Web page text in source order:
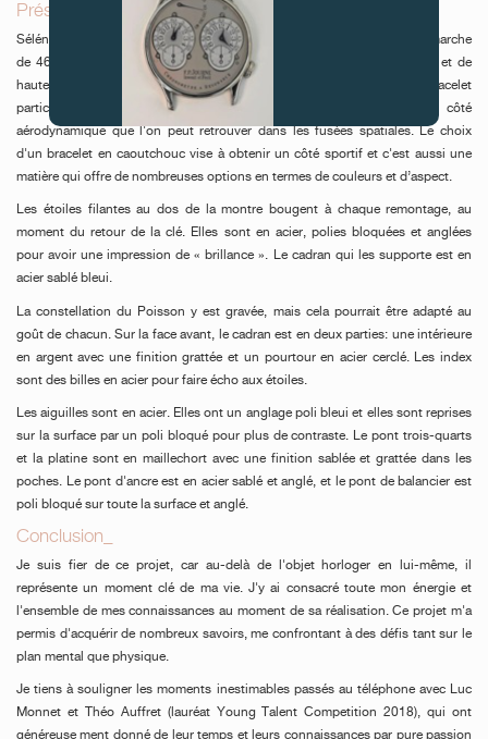
Présentation et description de la montre_
Séléné est une montre deux aiguilles mécanique avec une réserve de marche
de 46 heures. Sa boîte en acier inoxydable 316L de diamètre 43 mm et de
hauteur 13 mm (avec la glace) pour 110 g. Elle a une intégration de bracelet
particulière, sans cornes, lui donnant un aspect élancé et un côté
aérodynamique que l'on peut retrouver dans les fusées spatiales. Le choix
d'un bracelet en caoutchouc vise à obtenir un côté sportif et c'est aussi une
matière qui offre de nombreuses options en termes de couleurs et d’aspect.
Les étoiles filantes au dos de la montre bougent à chaque remontage, au
moment du retour de la clé. Elles sont en acier, polies bloquées et anglées
pour avoir une impression de « brillance ». Le cadran qui les supporte est en
acier sablé bleui.
La constellation du Poisson y est gravée, mais cela pourrait être adapté au
goût de chacun. Sur la face avant, le cadran est en deux parties: une intérieure
en argent avec une finition grattée et un pourtour en acier cerclé. Les index
sont des billes en acier pour faire écho aux étoiles.
Les aiguilles sont en acier. Elles ont un anglage poli bleui et elles sont reprises
sur la surface par un poli bloqué pour plus de contraste. Le pont trois-quarts
et la platine sont en maillechort avec une finition sablée et grattée dans les
poches. Le pont d'ancre est en acier sablé et anglé, et le pont de balancier est
poli bloqué sur toute la surface et anglé.
Conclusion_
Je suis fier de ce projet, car au-delà de l'objet horloger en lui-même, il
représente un moment clé de ma vie. J'y ai consacré toute mon énergie et
l'ensemble de mes connaissances au moment de sa réalisation. Ce projet m'a
permis d'acquérir de nombreux savoirs, me confrontant à des défis tant sur le
plan mental que physique.
Je tiens à souligner les moments inestimables passés au téléphone avec Luc
Monnet et Théo Auffret (lauréat Young Talent Competition 2018), qui ont
généreuse ment donné de leur temps et leurs connaissances par pure passion
FAUX
FAUX